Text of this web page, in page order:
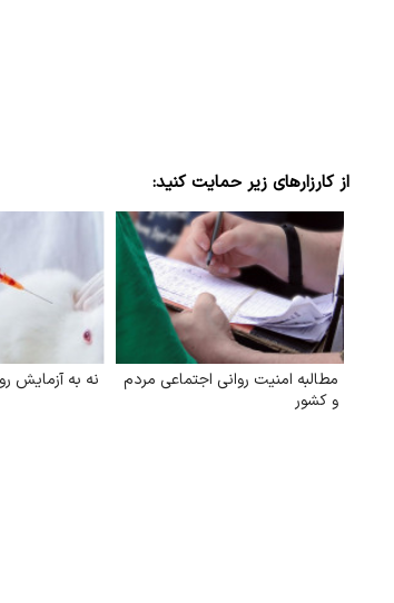
از کارزارهای زیر حمایت کنید:
مطالبه امنیت روانی اجتماعی مردم
و کشور
نه به آزمایش